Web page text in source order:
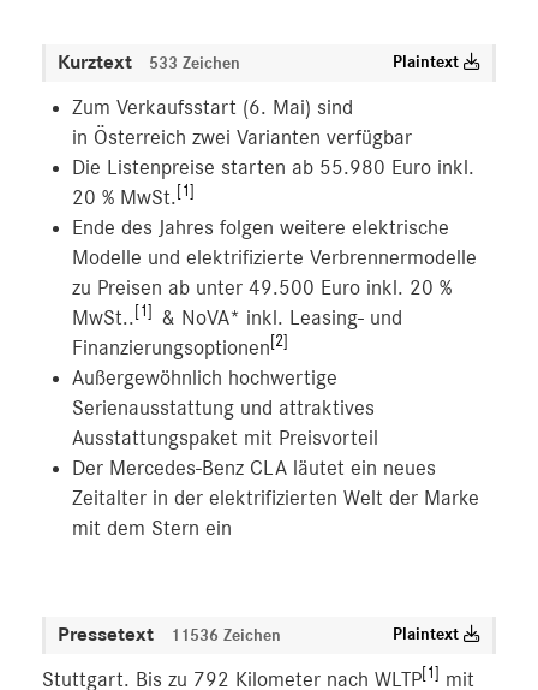
V-Klasse
G-Klasse
Marken & Produkte
ÜBER UNS
ANSPRECHPARTNER
Kurztext 533 Zeichen Plaintext
Zum Verkaufsstart (6. Mai) sind
in Österreich zwei Varianten verfügbar
Die Listenpreise starten ab 55.980 Euro inkl.
20 % MwSt. [1]
Ende des Jahres folgen weitere elektrische
Modelle und elektrifizierte Verbrennermodelle
zu Preisen ab unter 49.500 Euro inkl. 20 %
MwSt.. [1]
& NoVA* inkl. Leasing- und
Finanzierungsoptionen [2]
Außergewöhnlich hochwertige
Serienausstattung und attraktives
Ausstattungspaket mit Preisvorteil
Der Mercedes-Benz CLA läutet ein neues
Zeitalter in der elektrifizierten Welt der Marke
mit dem Stern ein
Pressetext 11536 Zeichen Plaintext
Stuttgart. Bis zu 792 Kilometer nach WLTP [1]
mit